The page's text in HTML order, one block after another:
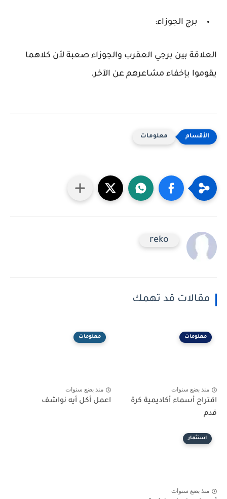
برج الجوزاء:
العلاقة بين برجي العقرب والجوزاء صعبة لأن كلاهما
يقوموا بإخفاء مشاعرهم عن الآخر.
معلومات
reko
مقالات قد تهمك
معلومات
منذ بضع سنوات
اقتراح أسماء أكاديمية كرة
قدم
معلومات
منذ بضع سنوات
اعمل أكل أيه نواشف
استثمار
منذ بضع سنوات